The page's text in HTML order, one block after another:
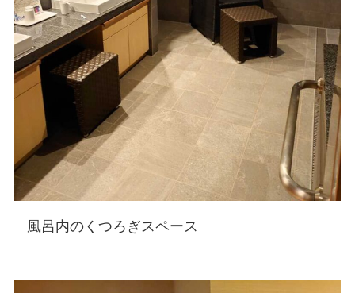
風呂内のくつろぎスペース